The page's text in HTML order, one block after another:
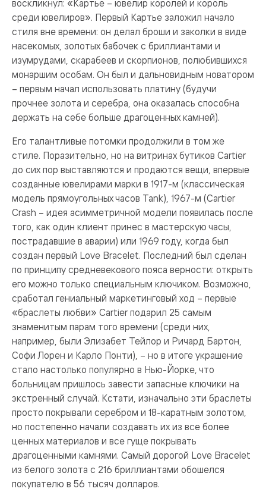
воскликнул: «Картье – ювелир королей и король
среди ювелиров». Первый Картье заложил начало
стиля вне времени: он делал броши и заколки в виде
насекомых, золотых бабочек с бриллиантами и
изумрудами, скарабеев и скорпионов, полюбившихся
монаршим особам. Он был и дальновидным новатором
– первым начал использовать платину (будучи
прочнее золота и серебра, она оказалась способна
держать на себе больше драгоценных камней).
Его талантливые потомки продолжили в том же
стиле. Поразительно, но на витринах бутиков Cartier
до сих пор выставляются и продаются вещи, впервые
созданные ювелирами марки в 1917-м (классическая
модель прямоугольных часов Tank), 1967-м (Cartier
Crash – идея асимметричной модели появилась после
того, как один клиент принес в мастерскую часы,
пострадавшие в аварии) или 1969 году, когда был
создан первый Love Bracelet. Последний был сделан
по принципу средневекового пояса верности: открыть
его можно только специальным ключиком. Возможно,
сработал гениальный маркетинговый ход – первые
«браслеты любви» Cartier подарил 25 самым
знаменитым парам того времени (среди них,
например, были Элизабет Тейлор и Ричард Бартон,
Софи Лорен и Карло Понти), – но в итоге украшение
стало настолько популярно в Нью-Йорке, что
больницам пришлось завести запасные ключики на
экстренный случай. Кстати, изначально эти браслеты
просто покрывали серебром и 18-каратным золотом,
но постепенно начали создавать их из все более
ценных материалов и все гуще покрывать
драгоценными камнями. Самый дорогой Love Bracelet
из белого золота с 216 бриллиантами обошелся
покупателю в 56 тысяч долларов.